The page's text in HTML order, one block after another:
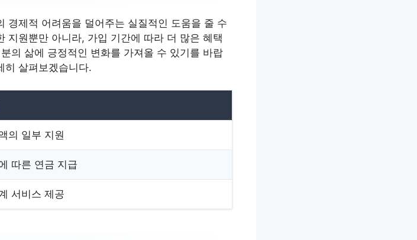
경제적 어려움을 덜어주는 실질적인 도움을 줄 수
지원뿐만 아니라, 가입 기간에 따라 더 많은 혜택
의 삶에 긍정적인 변화를 가져올 수 있기를 바랍
히 살펴보겠습니다.
의 일부 지원
따른 연금 지급
서비스 제공